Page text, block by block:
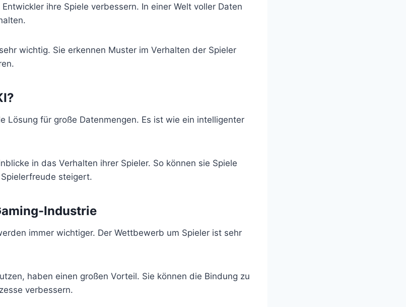
ihre Spiele verbessern. In einer Welt voller Daten
wichtig. Sie erkennen Muster im Verhalten der Spieler
Lösung für große Datenmengen. Es ist wie ein intelligenter
in das Verhalten ihrer Spieler. So können sie Spiele
steigert.
Industrie
immer wichtiger. Der Wettbewerb um Spieler ist sehr
haben einen großen Vorteil. Sie können die Bindung zu
verbessern.